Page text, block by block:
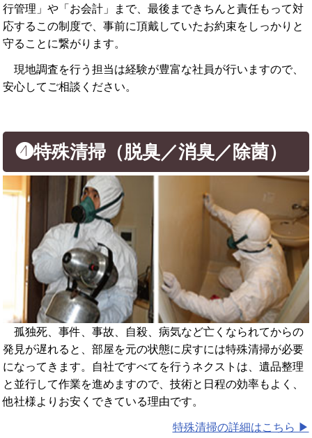
行管理」や「お会計」まで、最後まできちんと責任もって対
応するこの制度で、事前に頂戴していたお約束をしっかりと
守ることに繋がります。
現地調査を行う担当は経験が豊富な社員が行いますので、
安心してご相談ください。
❹特殊清掃（脱臭／消臭／除菌）
孤独死、事件、事故、自殺、病気など亡くなられてからの
発見が遅れると、部屋を元の状態に戻すには特殊清掃が必要
になってきます。自社ですべてを行うネクストは、遺品整理
と並行して作業を進めますので、技術と日程の効率もよく、
他社様よりお安くできている理由です。
特殊清掃の詳細はこちら ▶︎